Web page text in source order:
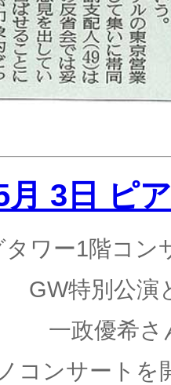
月 3日 ピ
タワー1階コン
GW特別公演
一政優希さ
コンサートを